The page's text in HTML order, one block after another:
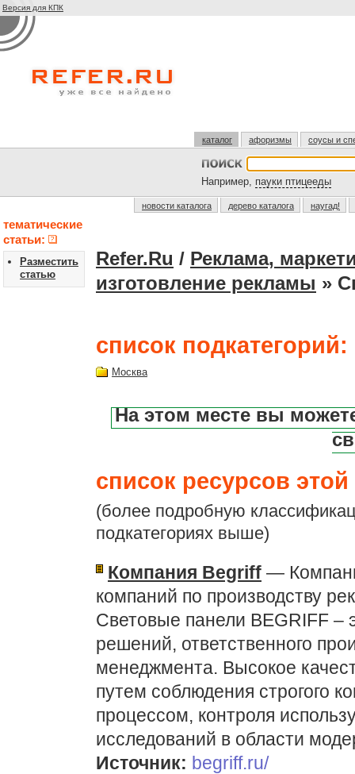
Версия для КПК
каталог афоризмы соусы и
Например, пауки птицееды
новости каталога дерево каталога наугад!
тематические
статьи:
Разместить
статью
Refer.Ru / Реклама,
изготовление рекламы »
список подкатегорий:
Москва
На этом месте вы
список ресурсов этой
(более подробную
подкатегориях выше)
Компания Begriff —
компаний по производству
Световые панели BEGRIFF –
решений, ответственного
менеджмента. Высокое
путем соблюдения строгого
процессом, контроля
исследований в области
Источник: begriff.ru/